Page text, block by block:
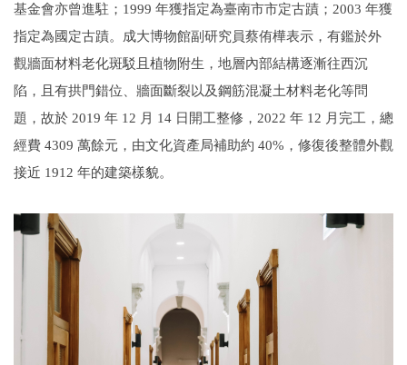
基金會亦曾進駐；1999 年獲指定為臺南市市定古蹟；2003 年獲
指定為國定古蹟。成大博物館副研究員蔡侑樺表示，有鑑於外
觀牆面材料老化斑駁且植物附生，地層內部結構逐漸往西沉
陷，且有拱門錯位、牆面斷裂以及鋼筋混凝土材料老化等問
題，故於 2019 年 12 月 14 日開工整修，2022 年 12 月完工，總
經費 4309 萬餘元，由文化資產局補助約 40%，修復後整體外觀
接近 1912 年的建築樣貌。